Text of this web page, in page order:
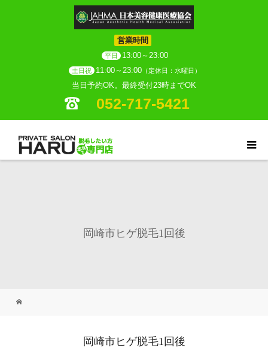
営業時間
平日 13:00～23:00
土日祝 11:00～23:00 （定休日：水曜日）
当日予約OK。最終受付23時までOK
052-717-5421
岡崎市ヒゲ脱毛1回後
岡崎市ヒゲ脱毛1回後